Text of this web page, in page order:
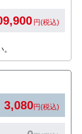
円(税込)
3,080円(税込)